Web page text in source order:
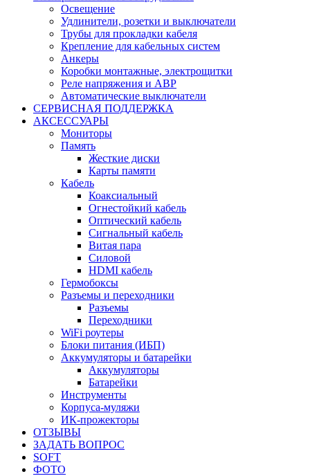
Освещение
Удлинители, розетки и выключатели
Трубы для прокладки кабеля
Крепление для кабельных систем
Анкеры
Коробки монтажные, электрощитки
Реле напряжения и АВР
Автоматические выключатели
СЕРВИСНАЯ ПОДДЕРЖКА
АКСЕССУАРЫ
Мониторы
Память
Жесткие диски
Карты памяти
Кабель
Коаксиальный
Огнестойкий кабель
Оптический кабель
Сигнальный кабель
Витая пара
Силовой
HDMI кабель
Гермобоксы
Разъемы и переходники
Разъемы
Переходники
WiFi роутеры
Блоки питания (ИБП)
Аккумуляторы и батарейки
Аккумуляторы
Батарейки
Инструменты
Корпуса-муляжи
ИК-прожекторы
ОТЗЫВЫ
ЗАДАТЬ ВОПРОС
SOFT
ФОТО